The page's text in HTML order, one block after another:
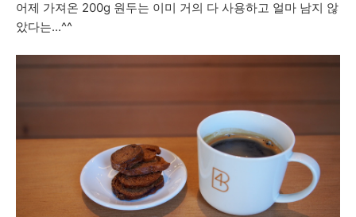
어제 가져온 200g 원두는 이미 거의 다 사용하고 얼마 남지 않
았다는...^^